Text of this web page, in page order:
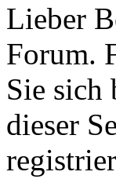
Lieber
Forum.
Sie sich
dieser